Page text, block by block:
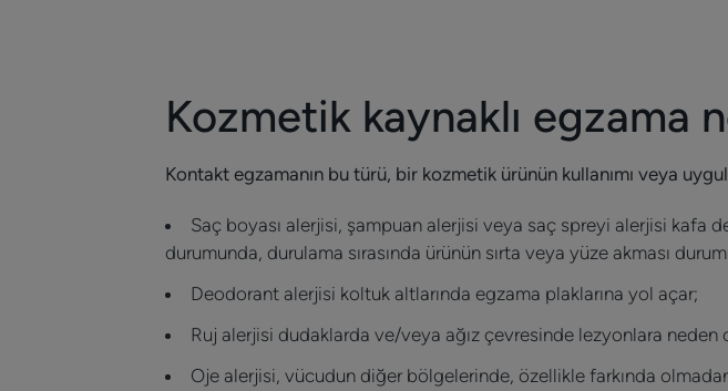
Kozmetik kaynaklı egzama
Kontakt egzamanın bu türü, bir kozmetik ürünün kullanımı veya
Saç boyası alerjisi, şampuan alerjisi veya saç spreyi alerjisi kafa
durumunda, durulama sırasında ürünün sırta veya yüze akması
Deodorant alerjisi koltuk altlarında egzama plaklarına yol açar;
Ruj alerjisi dudaklarda ve/veya ağız çevresinde lezyonlara neden
Oje alerjisi, vücudun diğer bölgelerinde, özellikle farkında